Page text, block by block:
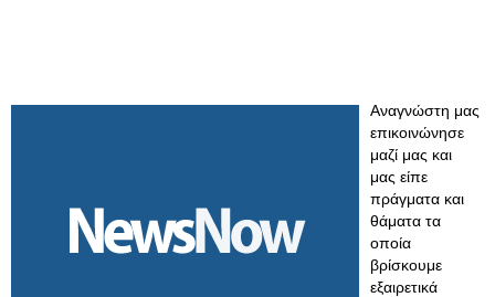
Αναγνώστη μας
επικοινώνησε
μαζί μας και
μας είπε
πράγματα και
θάματα τα
οποία
βρίσκουμε
εξαιρετικά